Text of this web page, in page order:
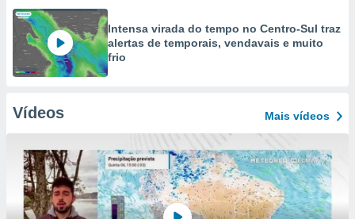
Intensa virada do tempo no Centro-Sul traz
alertas de temporais, vendavais e muito
frio
Vídeos Mais vídeos